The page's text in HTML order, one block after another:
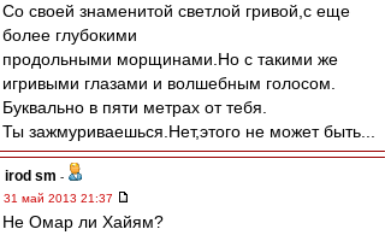
Со своей знаменитой светлой гривой,с еще
более глубокими
продольными морщинами.Но с такими же
игривыми глазами и волшебным голосом.
Буквально в пяти метрах от тебя.
Ты зажмуриваешься.Нет,этого не может быть...
irod sm -
31 май 2013 21:37
Не Омар ли Хайям?